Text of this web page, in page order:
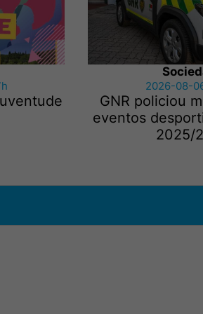
2026-08-
GNR policiou
eventos
2025/